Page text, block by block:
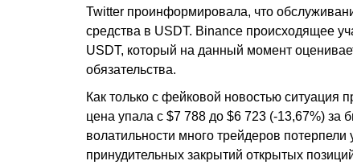
Twitter проинформировала, что
средства в USDT. Binance происходящее
USDT, который на данный момент
обязательства.
Как только с фейковой новостью ситуация
цена упала с $7 788 до $6 723 (-13,67%) за
волатильности много трейдеров
принудительных закрытий открытых